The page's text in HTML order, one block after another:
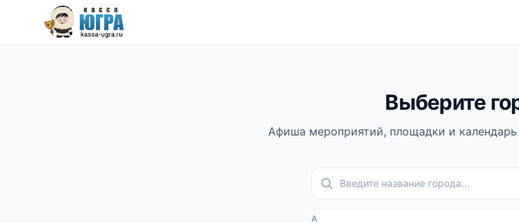
Выберите
Афиша мероприятий, площадки и
А